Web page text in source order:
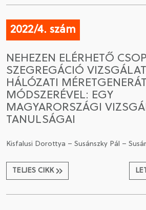
2022/4. szám
NEHEZEN ELÉRHETŐ
SZEGREGÁCIÓ
HÁLÓZATI
MÓDSZERÉVEL: EGY
MAGYARORSZÁGI
TANULSÁGAI
Kisfalusi Dorottya – Susánszky Pál –
TELJES CIKK